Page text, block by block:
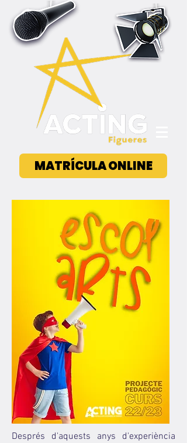
MATRÍCULA ONLINE
Després d'aquests anys d'experiència